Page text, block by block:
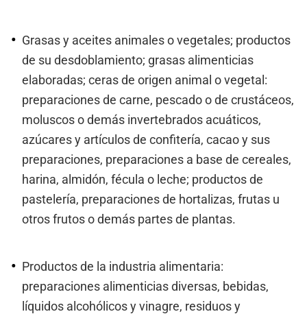
Grasas y aceites animales o vegetales; productos
de su desdoblamiento; grasas alimenticias
elaboradas; ceras de origen animal o vegetal:
preparaciones de carne, pescado o de crustáceos,
moluscos o demás invertebrados acuáticos,
azúcares y artículos de confitería, cacao y sus
preparaciones, preparaciones a base de cereales,
harina, almidón, fécula o leche; productos de
pastelería, preparaciones de hortalizas, frutas u
otros frutos o demás partes de plantas.
Productos de la industria alimentaria:
preparaciones alimenticias diversas, bebidas,
líquidos alcohólicos y vinagre, residuos y